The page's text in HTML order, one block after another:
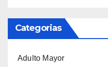
Categorias
Adulto Mayor